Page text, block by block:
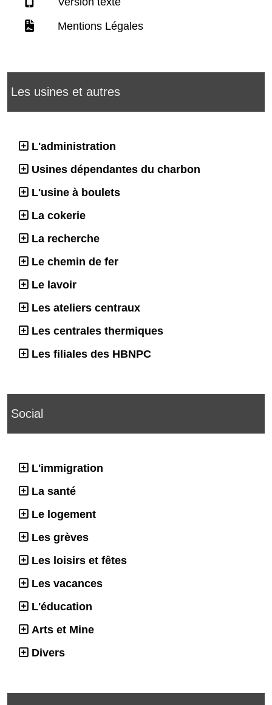
Mentions Légales
Les usines et autres
L'administration
Usines dépendantes du charbon
L'usine à boulets
La cokerie
La recherche
Le chemin de fer
Le lavoir
Les ateliers centraux
Les centrales thermiques
Les filiales des HBNPC
Social
L'immigration
La santé
Le logement
Les grèves
Les loisirs et fêtes
Les vacances
L'éducation
Arts et Mine
Divers